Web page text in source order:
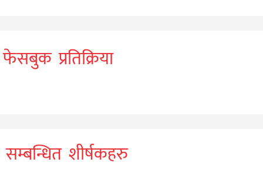
फेसबुक प्रतिक्रिया
सम्बन्धित शीर्षकहरु